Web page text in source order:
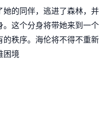
的同伴，逃进了森林，
这个分身将带她来到一
秩序。海伦将不得不重
困境